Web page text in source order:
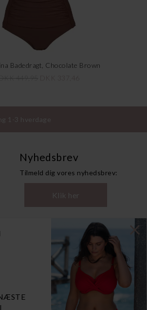
Badedragt, Chocolate Brown
1-3 hverdage
Nyhedsbrev
Tilmeld dig vores nyhedsbrev:
Klik her